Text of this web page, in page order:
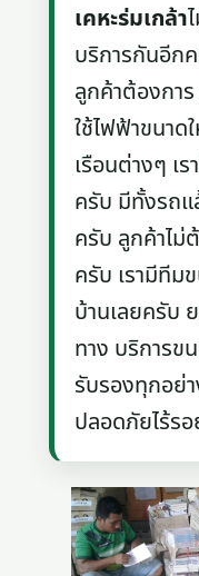
เคหะร่มเกล้า
บริการกันอีก
ลูกค้าต้องการ
ใช้ไฟฟ้าขนา
เรือนต่างๆ เ
ครับ มีทั้งรถ
ครับ ลูกค้าไม่
ครับ เรามีทีม
บ้านเลยครับ
ทาง บริการข
รับรองทุกอย่
ปลอดภัยไร้ร